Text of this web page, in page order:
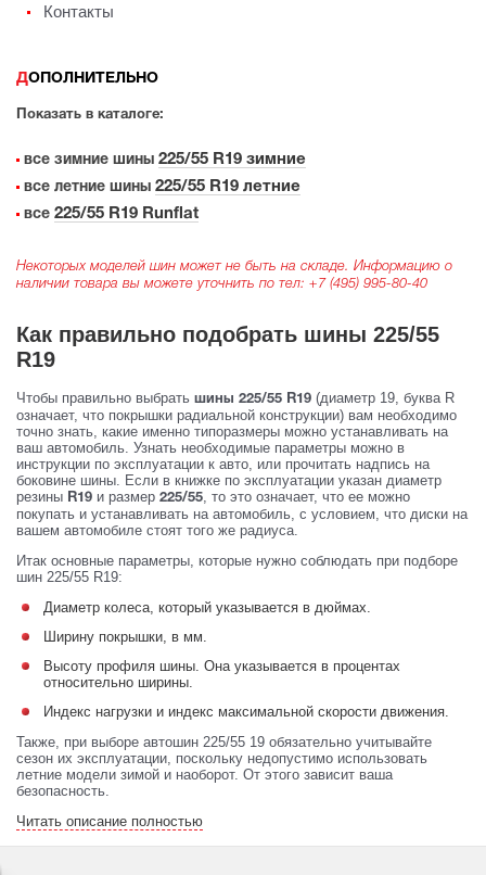
Контакты
ДОПОЛНИТЕЛЬНО
Показать в каталоге:
все зимние шины 225/55 R19 зимние
все летние шины 225/55 R19 летние
все 225/55 R19 Runflat
Некоторых моделей шин может не быть на складе. Информацию о
наличии товара вы можете уточнить по тел: +7 (495) 995-80-40
Как правильно подобрать шины 225/55
R19
Чтобы правильно выбрать шины 225/55 R19 (диаметр 19, буква R
означает, что покрышки радиальной конструкции) вам необходимо
точно знать, какие именно типоразмеры можно устанавливать на
ваш автомобиль. Узнать необходимые параметры можно в
инструкции по эксплуатации к авто, или прочитать надпись на
боковине шины. Если в книжке по эксплуатации указан диаметр
резины R19 и размер 225/55, то это означает, что ее можно
покупать и устанавливать на автомобиль, с условием, что диски на
вашем автомобиле стоят того же радиуса.
Итак основные параметры, которые нужно соблюдать при подборе
шин 225/55 R19:
Диаметр колеса, который указывается в дюймах.
Ширину покрышки, в мм.
Высоту профиля шины. Она указывается в процентах
относительно ширины.
Индекс нагрузки и индекс максимальной скорости движения.
Также, при выборе автошин 225/55 19 обязательно учитывайте
сезон их эксплуатации, поскольку недопустимо использовать
летние модели зимой и наоборот. От этого зависит ваша
безопасность.
Читать описание полностью